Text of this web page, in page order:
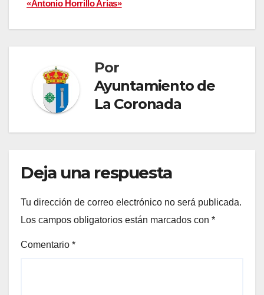
entradas
«Antonio Horrillo Arias»
Por
Ayuntamiento de
La Coronada
Deja una respuesta
Tu dirección de correo electrónico no será publicada.
Los campos obligatorios están marcados con *
Comentario *